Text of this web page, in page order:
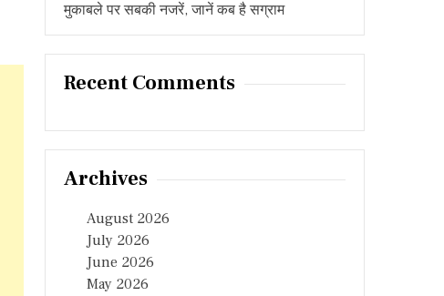
मुकाबले पर सबकी नजरें, जानें कब है सग्राम
Recent Comments
Archives
August 2026
July 2026
June 2026
May 2026